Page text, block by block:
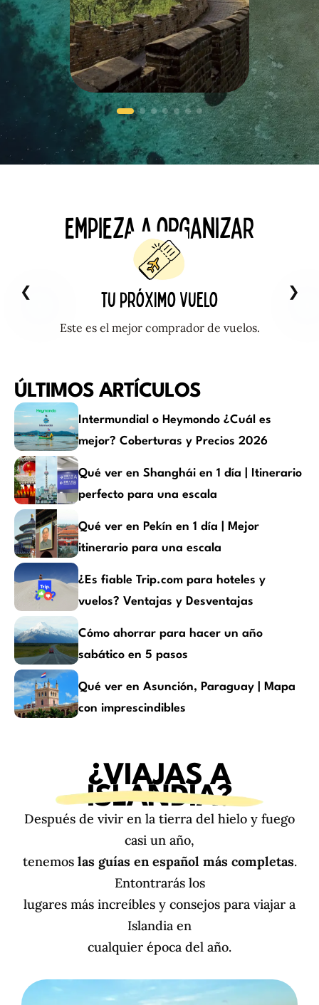
empieza a organizar
tu próximo Vuelo
Este es el mejor comprador de vuelos.
ÚLTIMOS ARTÍCULOS
Intermundial o Heymondo ¿Cuál es
mejor? Coberturas y Precios 2026
Qué ver en Shanghái en 1 día | Itinerario
perfecto para una escala
Qué ver en Pekín en 1 día | Mejor
itinerario para una escala
¿Es fiable Trip.com para hoteles y
vuelos? Ventajas y Desventajas
Cómo ahorrar para hacer un año
sabático en 5 pasos
Qué ver en Asunción, Paraguay | Mapa
con imprescindibles
¿VIAJAS A
ISLANDIA?
Después de vivir en la tierra del hielo y fuego
casi un año,
tenemos las guías en español más completas.
Entontrarás los
lugares más increíbles y consejos para viajar a
Islandia en
cualquier época del año.